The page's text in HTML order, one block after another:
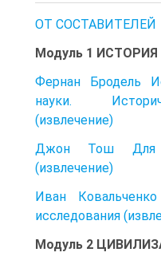
ОТ СОСТАВИТЕЛЕЙ
Модуль 1
Фернан Бродель
науки.
(извлечение)
Джон Тош Для
(извлечение)
Иван
исследования
Модуль 2